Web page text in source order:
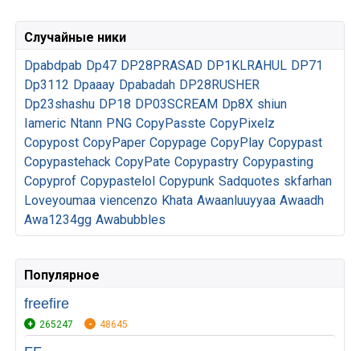
Случайные ники
Dpabdpab Dp47 DP28PRASAD DP1KLRAHUL DP71
Dp3112 Dpaaay Dpabadah DP28RUSHER
Dp23shashu DP18 DP03SCREAM Dp8X shiun
Iameric Ntann PNG CopyPasste CopyPixelz
Copypost CopyPaper Copypage CopyPlay Copypast
Copypastehack CopyPate Copypastry Copypasting
Copyprof Copypastelol Copypunk Sadquotes skfarhan
Loveyoumaa viencenzo Khata Awaanluuyyaa Awaadh
Awa1234gg Awabubbles
Популярное
freefire
265247 48645